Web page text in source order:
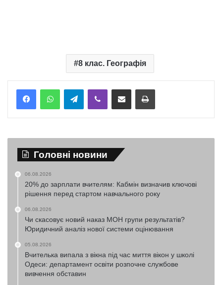
8 клас. Географія
TelegramViber Надіслати електронною поштоюНадрукувати
Головні новини
06.08.2026
20% до зарплати вчителям: Кабмін визначив ключові
рішення перед стартом навчального року
06.08.2026
Чи скасовує новий наказ МОН групи результатів?
Юридичний аналіз нової системи оцінювання
05.08.2026
Вчителька випала з вікна під час миття вікон у школі
Одеси: департамент освіти розпочне службове
вивчення обставин